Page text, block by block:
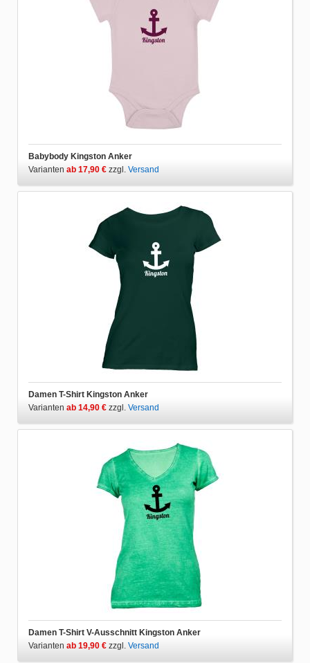
Babybody Kingston Anker
Varianten ab 17,90 € zzgl. Versand
Damen T-Shirt Kingston Anker
Varianten ab 14,90 € zzgl. Versand
Damen T-Shirt V-Ausschnitt Kingston Anker
Varianten ab 19,90 € zzgl. Versand